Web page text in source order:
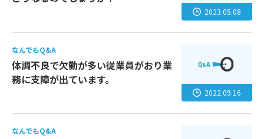
2023.05.08
なんでもQ&A
体調不良で欠勤が多い従業員がおり業
務に支障が出ています。
2022.09.16
なんでもQ&A